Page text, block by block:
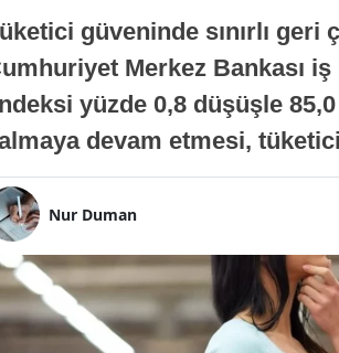
güveninde sınırlı
Merkez Bankası
yüzde 0,8 düşüşle
devam etmesi,
Nur Duman